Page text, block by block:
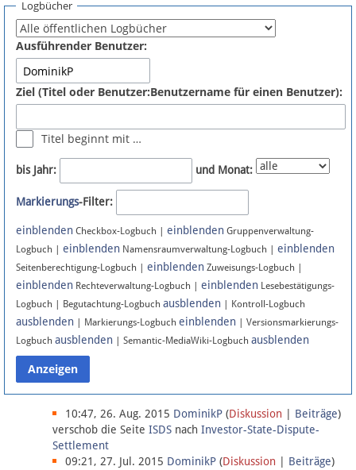
Fördermitglied werden
Fehler melden
Newsletter
Bluesky
Facebook
Instagram
Anmelden
Datenschutz
Über Lobbypedia
Impressum
Logbücher
Ausführender Benutzer:
Ziel (Titel oder Benutzer:Benutzername für einen Benutzer):
Titel beginnt mit …
bis Jahr: und Monat:
Markierungs-Filter:
einblenden Checkbox-Logbuch | einblenden Gruppenverwaltung-
Logbuch | einblenden Namensraumverwaltung-Logbuch | einblenden
Seitenberechtigung-Logbuch | einblenden Zuweisungs-Logbuch |
einblenden Rechteverwaltung-Logbuch | einblenden Lesebestätigungs-
Logbuch | Begutachtung-Logbuch ausblenden | Kontroll-Logbuch
ausblenden | Markierungs-Logbuch einblenden | Versionsmarkierungs-
Logbuch ausblenden | Semantic-MediaWiki-Logbuch ausblenden
10:47, 26. Aug. 2015 DominikP (Diskussion Beiträge)
verschob die Seite ISDS nach Investor-State-Dispute-
Settlement
09:21, 27. Jul. 2015 DominikP (Diskussion Beiträge)